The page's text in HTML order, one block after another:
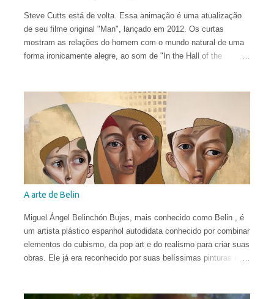
Steve Cutts está de volta. Essa animação é uma atualização
de seu filme original "Man", lançado em 2012. Os curtas
mostram as relações do homem com o mundo natural de uma
forma ironicamente alegre, ao som de "In the Hall of the
A arte de Belin
Miguel Ángel Belinchón Bujes, mais conhecido como Belin , é
um artista plástico espanhol autodidata conhecido por combinar
elementos do cubismo, da pop art e do realismo para criar suas
obras. Ele já era reconhecido por suas belíssimas pinturas e